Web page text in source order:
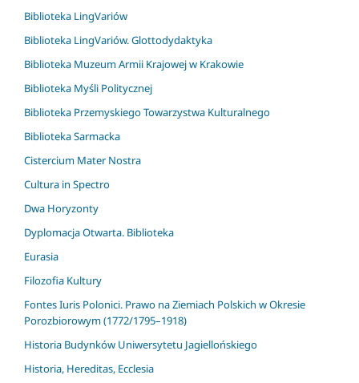
Biblioteka LingVariów
Biblioteka LingVariów. Glottodydaktyka
Biblioteka Muzeum Armii Krajowej w Krakowie
Biblioteka Myśli Politycznej
Biblioteka Przemyskiego Towarzystwa Kulturalnego
Biblioteka Sarmacka
Cistercium Mater Nostra
Cultura in Spectro
Dwa Horyzonty
Dyplomacja Otwarta. Biblioteka
Eurasia
Filozofia Kultury
Fontes Iuris Polonici. Prawo na Ziemiach Polskich w Okresie
Porozbiorowym (1772/1795–1918)
Historia Budynków Uniwersytetu Jagiellońskiego
Historia, Hereditas, Ecclesia